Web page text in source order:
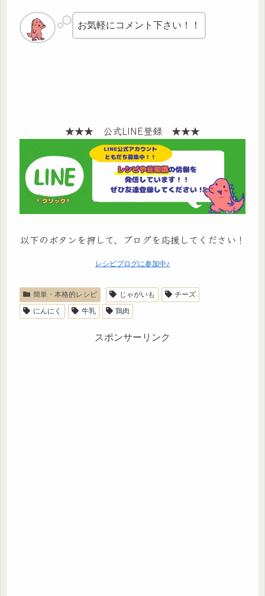
お気軽にコメント下さい！！
★★★ 公式LINE登録 ★★★
以下のボタンを押して、ブログを応援してください！
レシピブログに参加中♪
簡単・本格的レシピ じゃがいも
チーズ
にんにく
牛乳 鶏肉
スポンサーリンク